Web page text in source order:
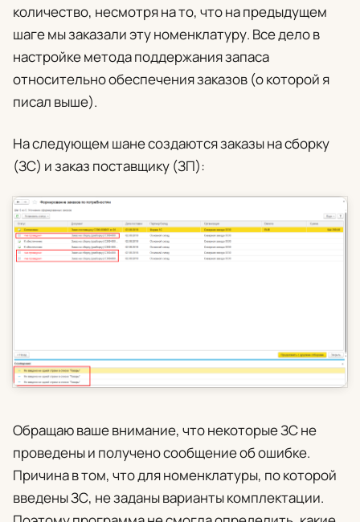
количество, несмотря на то, что на предыдущем
шаге мы заказали эту номенклатуру. Все дело в
настройке метода поддержания запаса
относительно обеспечения заказов (о которой я
писал выше).
На следующем шане создаются заказы на сборку
(ЗС) и заказ поставщику (ЗП):
Обращаю ваше внимание, что некоторые ЗС не
проведены и получено сообщение об ошибке.
Причина в том, что для номенклатуры, по которой
введены ЗС, не заданы варианты комплектации.